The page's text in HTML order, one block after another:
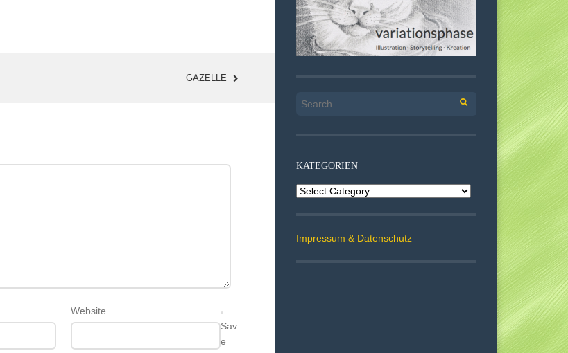
GAZELLE
Website
Sav
e
Search
KATEGORIEN
Kategorien
Impressum & Datenschutz